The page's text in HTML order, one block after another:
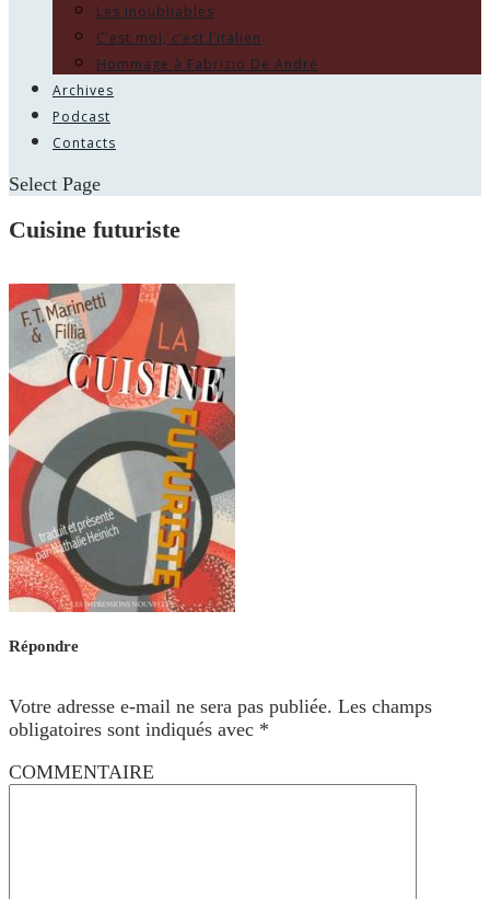
Les Inoubliables
C’est moi, c’est l’italien
Hommage à Fabrizio De André
Archives
Podcast
Contacts
Select Page
Cuisine futuriste
Répondre
Votre adresse e-mail ne sera pas publiée. Les champs
obligatoires sont indiqués avec *
COMMENTAIRE